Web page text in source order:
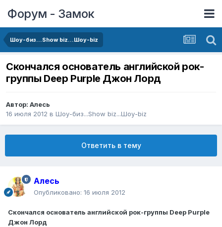
Форум - Замок
Шоу-биз...Show biz...Шоу-biz
Скончался основатель английской рок-
группы Deep Purple Джон Лорд
Автор: Алесь
16 июля 2012 в Шоу-биз...Show biz...Шоу-biz
Ответить в тему
Алесь
Опубликовано: 16 июля 2012
Скончался основатель английской рок-группы Deep Purple
Джон Лорд